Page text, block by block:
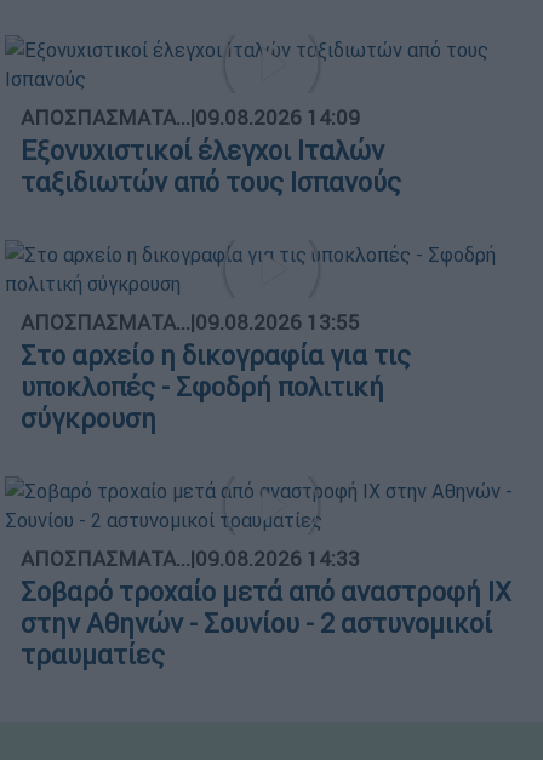
ΑΠΟΣΠΑΣΜΑΤΑ...|09.08.2026 14:09
Εξονυχιστικοί έλεγχοι Ιταλών
ταξιδιωτών από τους Ισπανούς
ΑΠΟΣΠΑΣΜΑΤΑ...|09.08.2026 13:55
Στο αρχείο η δικογραφία για τις
υποκλοπές - Σφοδρή πολιτική
σύγκρουση
ΑΠΟΣΠΑΣΜΑΤΑ...|09.08.2026 14:33
Σοβαρό τροχαίο μετά από αναστροφή ΙΧ
στην Αθηνών - Σουνίου - 2 αστυνομικοί
τραυματίες